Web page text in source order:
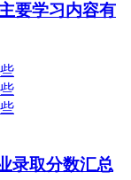
要学习内容有
录取分数汇总